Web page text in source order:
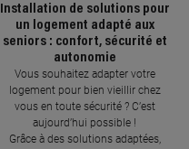
Installation de solutions pour
un logement adapté aux
seniors : confort, sécurité et
autonomie
Vous souhaitez adapter votre
logement pour bien vieillir chez
vous en toute sécurité ? C’est
aujourd’hui possible !
Grâce à des solutions adaptées,